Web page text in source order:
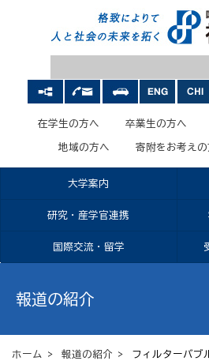
在学生の方へ 卒業生の方へ
地域の方へ 寄附をお考えの
大学案内
研究・産学官連携
国際交流・留学
報道の紹介
ホーム > 報道の紹介 > フィルターバブ